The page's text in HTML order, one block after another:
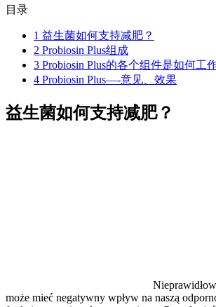
目录
1 益生菌如何支持减肥？
2 Probiosin Plus组成
3 Probiosin Plus的各个组件是如何工
4 Probiosin Plus—-意见、效果
益生菌如何支持减肥？
może mieć negatywny wpływ na naszą